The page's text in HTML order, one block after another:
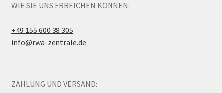
WIE SIE UNS ERREICHEN KÖNNEN:
+49 155 600 38 305
info@rwa-zentrale.de
ZAHLUNG UND VERSAND: